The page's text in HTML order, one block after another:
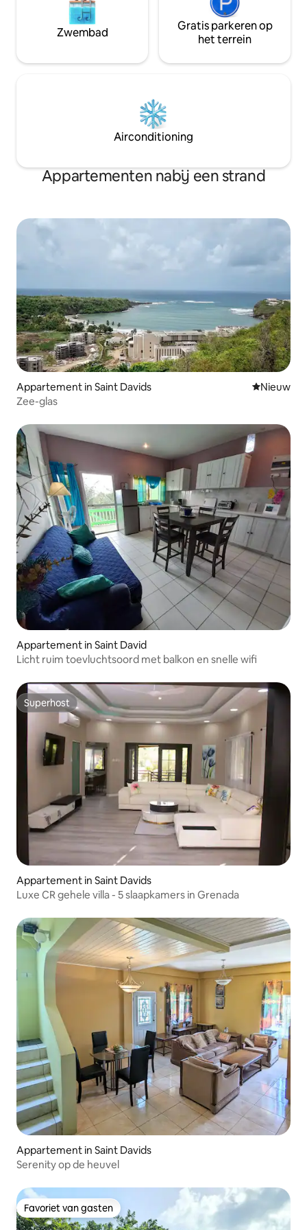
Zwembad
Gratis parkeren op
het terrein
Airconditioning
Appartementen nabij een strand
Appartement in Saint Davids Nieuwe
Nieuw
Zee-glas
Appartement in Saint David
Licht ruim toevluchtsoord met balkon en snelle wifi
Superhost
Superhost
Appartement in Saint Davids
Luxe CR gehele villa - 5 slaapkamers in Grenada
Appartement in Saint Davids
Serenity op de heuvel
Favoriet van gasten
Favoriet van gasten